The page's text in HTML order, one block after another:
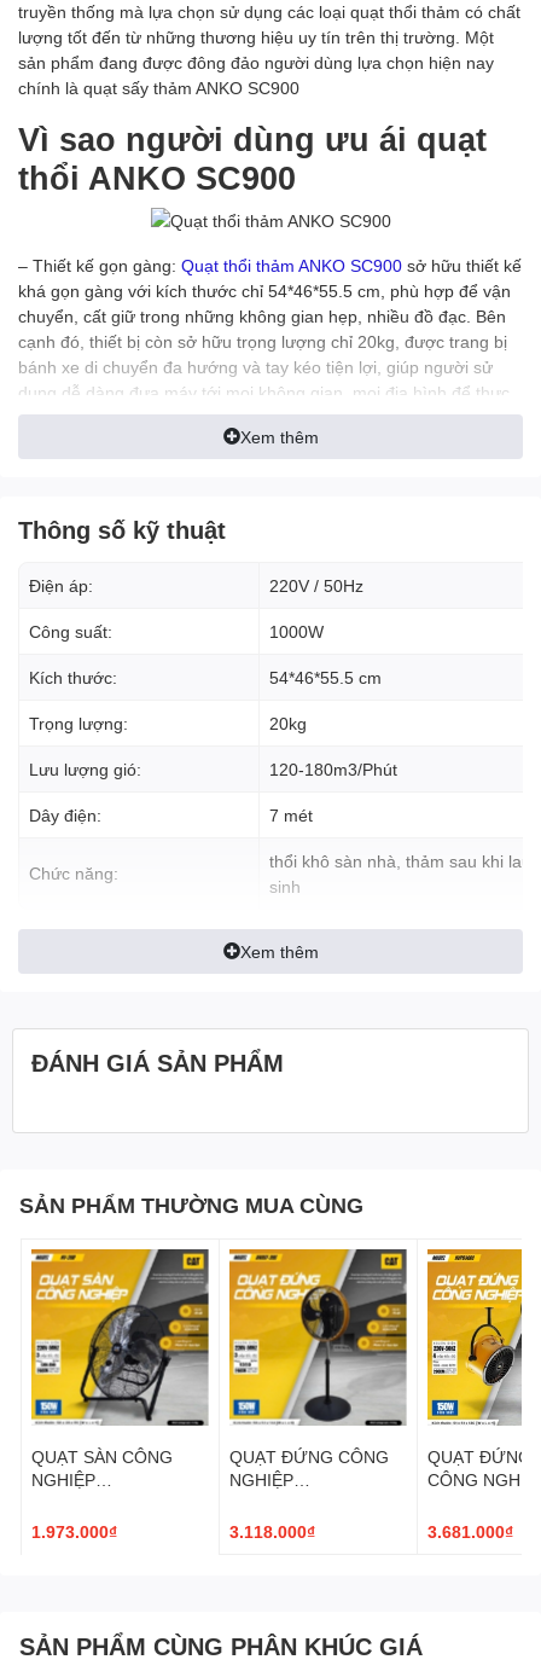
truyền thống mà lựa chọn sử dụng các loại quạt thổi thảm có chất
lượng tốt đến từ những thương hiệu uy tín trên thị trường. Một
sản phẩm đang được đông đảo người dùng lựa chọn hiện nay
chính là quạt sấy thảm ANKO SC900
Vì sao người dùng ưu ái quạt
thổi ANKO SC900
– Thiết kế gọn gàng: Quạt thổi thảm ANKO SC900 sở hữu thiết kế
khá gọn gàng với kích thước chỉ 54*46*55.5 cm, phù hợp để vận
chuyển, cất giữ trong những không gian hẹp, nhiều đồ đạc. Bên
cạnh đó, thiết bị còn sở hữu trọng lượng chỉ 20kg, được trang bị
bánh xe di chuyển đa hướng và tay kéo tiện lợi, giúp người sử
dụng dễ dàng đưa máy tới mọi không gian, mọi địa hình để thực
hiện vệ sinh mà không tốn nhiều thời gian, công sức. Ngoài ra,
dây điện dài tới 7 mét của thiết bị cũng rất tiện lợi để thổi khô sàn
công suất 1000W, lưu lượng gió là 120-180m3/Phút, sản
sấy khô thảm trải sàn nhà ở, văn phòng, khách sạn,… nhanh
phương pháp thủ công.
Hy vọng những thông tin chia sẻ trên đây sẽ hữu ích với quý
từ đó có quyết định mua hàng chính xác nhất.
Xem thêm
Thông số kỹ thuật
Điện áp: 220V / 50Hz
Công suất: 1000W
Kích thước: 54*46*55.5 cm
Trọng lượng: 20kg
Lưu lượng gió: 120-180m3/Phút
Dây điện: 7 mét
Chức năng:
thổi khô sàn nhà, thảm sau khi lau
sinh
Xem thêm
ĐÁNH GIÁ SẢN PHẨM
SẢN PHẨM THƯỜNG MUA CÙNG
QUẠT SÀN CÔNG
NGHIỆP
HV-20D
1.973.000₫
QUẠT ĐỨNG CÔNG
NGHIỆP
HVOSF-20S
3.118.000₫
QUẠT ĐỨNG,
CÔNG
HVPD14AC
3.681.000₫
SẢN PHẨM CÙNG PHÂN KHÚC GIÁ